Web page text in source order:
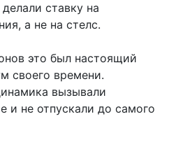
ставку на
а не на стелс.
это был настоящий
своего времени.
вызывали
и не отпускали до самого